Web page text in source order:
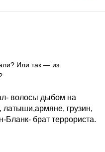
Или так — из
волосы дыбом на
латыши,армяне, грузин,
Бланк- брат террориста.